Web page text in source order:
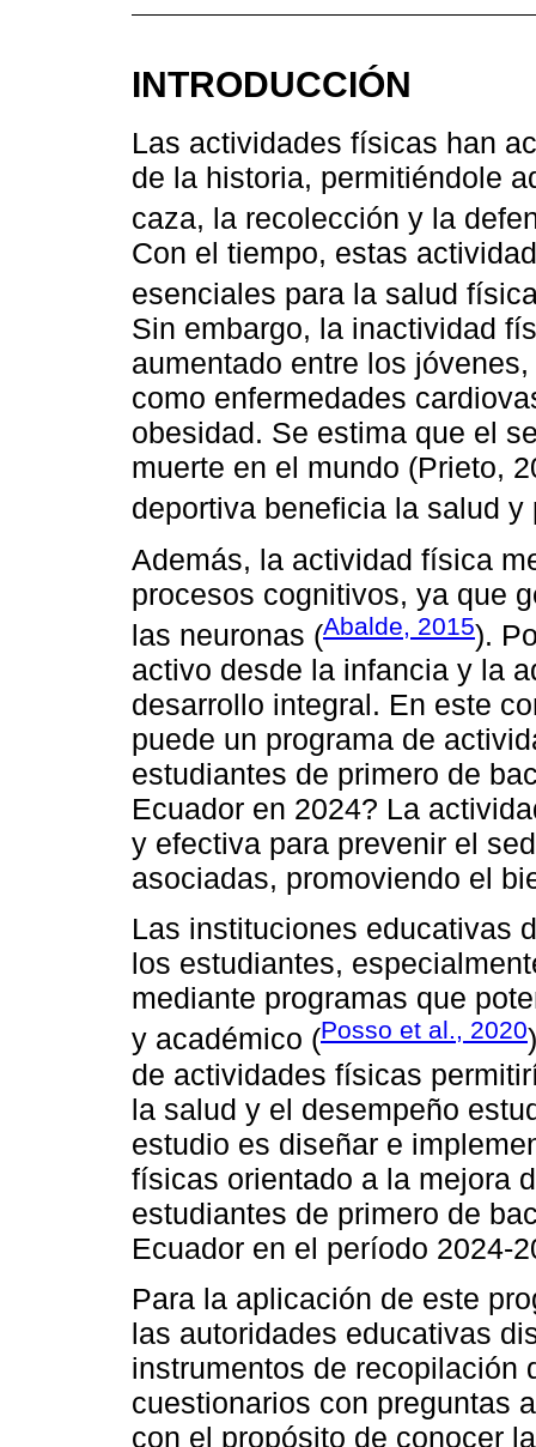
INTRODUCCIÓN
Las actividades físicas han
de la historia, permitiéndole
caza, la recolección y la
Con el tiempo, estas
esenciales para la salud
Sin embargo, la inactividad
aumentado entre los
como enfermedades
obesidad. Se estima que el
muerte en el mundo (Prieto,
deportiva beneficia la salud
Además, la actividad física
procesos cognitivos, ya que
las neuronas (Abalde, 2015).
activo desde la infancia y la
desarrollo integral. En este
puede un programa de
estudiantes de primero de
Ecuador en 2024? La
y efectiva para prevenir el
asociadas, promoviendo el
Las instituciones educativas
los estudiantes,
mediante programas que
y académico (Posso et al., 2020
de actividades físicas
la salud y el desempeño
estudio es diseñar e
físicas orientado a la mejora
estudiantes de primero de
Ecuador en el período 2024-
Para la aplicación de este
las autoridades educativas
instrumentos de recopilación
cuestionarios con preguntas
con el propósito de conocer